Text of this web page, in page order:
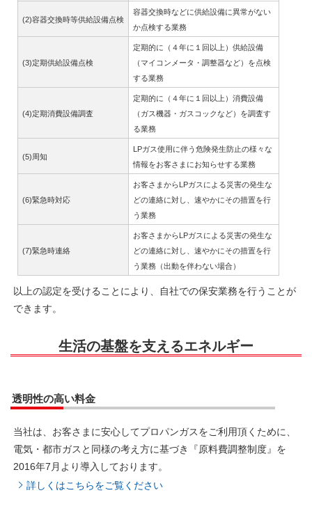
(2)容器交換時等供給設備点検
容器交換時などに供給設備に異常がない
か点検する業務
(3)定期供給設備点検
定期的に（４年に１回以上）供給設備
（マイコンメータ・調整器など）を点検
する業務
(4)定期消費設備調査
定期的に（４年に１回以上）消費設備
（ガス機器・ガスコックなど）を調査す
る業務
(5)周知
LPガス使用に伴う危険発生防止の様々な
情報をお客さまにお知らせする業務
(6)緊急時対応
お客さまからLPガスによる災害の発生な
どの連絡に対し、速やかにその措置を行
う業務
(7)緊急時連絡
お客さまからLPガスによる災害の発生な
どの連絡に対し、速やかにその措置を行
う業務（出動を伴わない場合）
以上の認定を受けることにより、自社での保安業務を行うことが
できます。
生活の基盤を支えるエネルギー
透明性の高い料金
当社は、お客さまに安心してプロパンガスをご利用頂くために、
電気・都市ガスと同様の考え方に基づき『原料費調整制度』を
2016年7月より導入しております。
詳しくはこちらをご覧ください